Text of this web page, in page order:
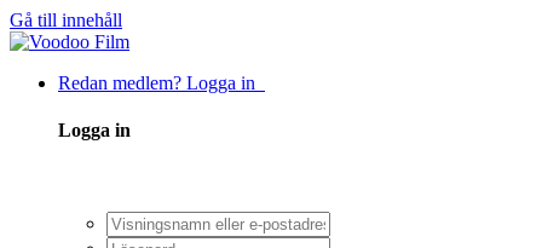
Gå till innehåll
Redan medlem? Logga in
Logga in